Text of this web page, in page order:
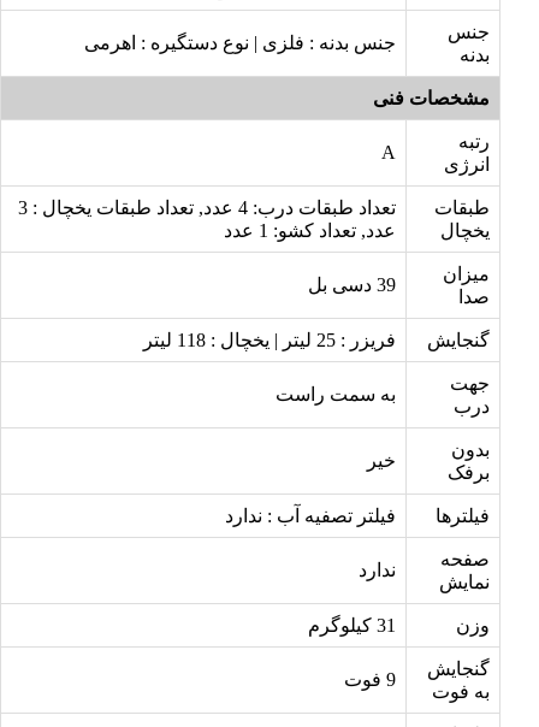
جنس
بدنه
جنس بدنه : فلزی | نوع دستگیره : اهرمی
مشخصات فنی
رتبه
انرژی
A
طبقات
یخچال
تعداد طبقات درب: 4 عدد, تعداد طبقات یخچال : 3
عدد, تعداد کشو: 1 عدد
میزان
صدا
39 دسی بل
گنجایش فریزر : 25 لیتر | یخچال : 118 لیتر
جهت
درب
به سمت راست
بدون
برفک
خیر
فیلترها فیلتر تصفیه آب : ندارد
صفحه
نمایش
ندارد
وزن 31 کیلوگرم
گنجایش
به فوت